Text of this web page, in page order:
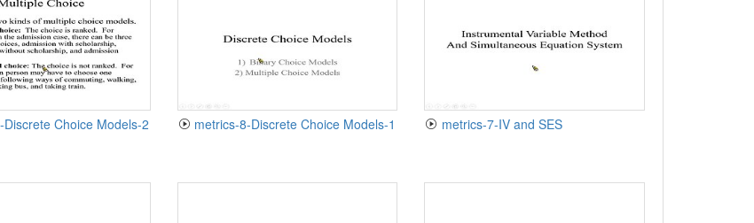
Discrete Choice Models-2 metrics-8-Discrete Choice Models-1 metrics-7-IV and SES